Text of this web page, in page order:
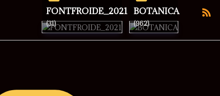
FONTFROIDE_2021
(31)
BOTANICA
(962)